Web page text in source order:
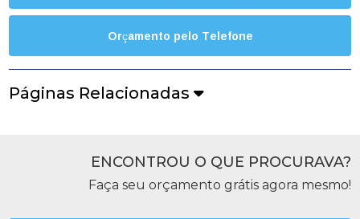
Orçamento pelo Telefone
Páginas Relacionadas
ENCONTROU O QUE PROCURAVA?
Faça seu orçamento grátis agora mesmo!